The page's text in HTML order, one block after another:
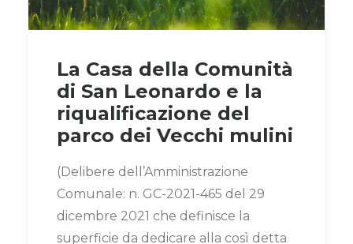
La Casa della Comunità
di San Leonardo e la
riqualificazione del
parco dei Vecchi mulini
(Delibere dell’Amministrazione
Comunale: n. GC-2021-465 del 29
dicembre 2021 che definisce la
superficie da dedicare alla così detta